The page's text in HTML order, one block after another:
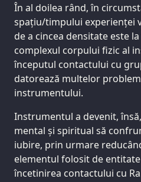
În al doilea rând, în
spațiu/timpului experienței
de a cincea densitate este
complexul corpului fizic al
începutul contactului cu
datorează multelor
instrumentului.
Instrumentul a devenit,
mental și spiritual să
iubire, prin urmare
elementul folosit de
încetinirea contactului cu